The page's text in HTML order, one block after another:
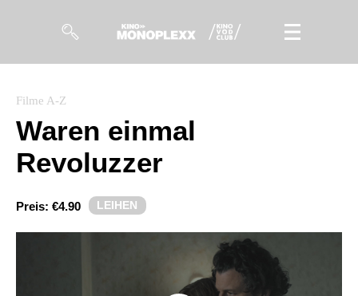
Magazin
Kuratierungen
Events
Filme A-Z
Waren einmal
Revoluzzer
Preis: €4.90 LEIHEN